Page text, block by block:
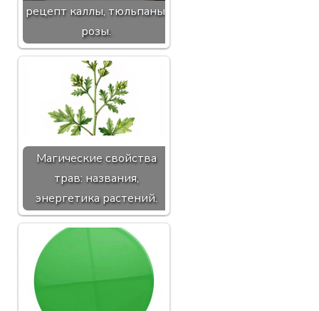
рецепт каллы, тюльпаны,
розы.
Магические свойства
трав: названия,
энергетика растений.